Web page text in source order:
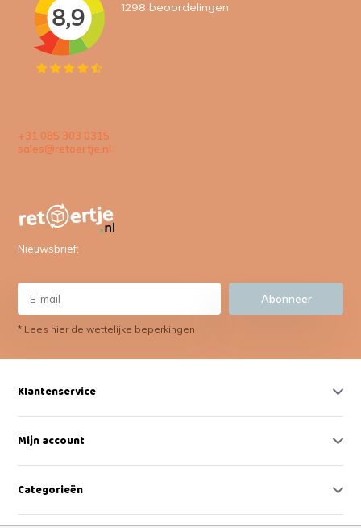
+31 085 303 0315
sales@retoertje.nl
Nieuwsbrief:
Abonneer
* Lees hier de wettelijke beperkingen
Klantenservice
Mijn account
Categorieën